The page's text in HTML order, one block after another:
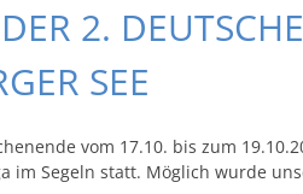
2.
SEE
vom 17.10. bis zum
im Segeln statt. Möglich wurde